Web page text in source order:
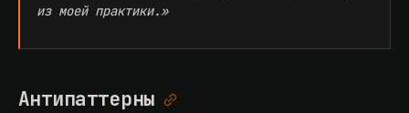
из моей практики.»
Антипаттерны